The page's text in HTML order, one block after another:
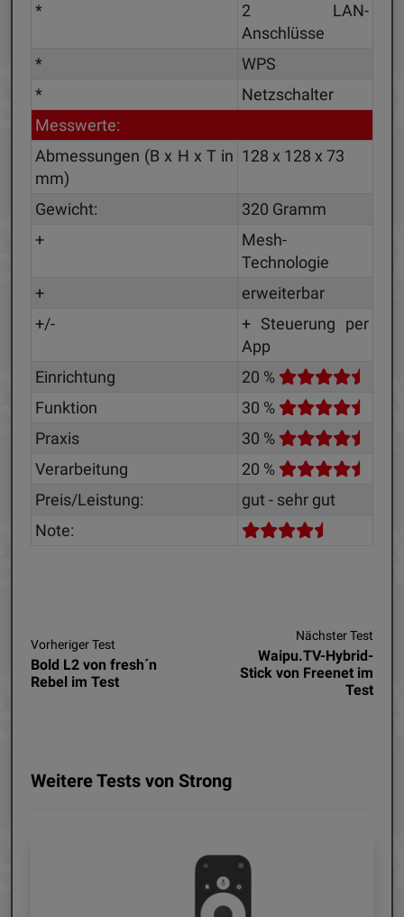
*
2 LAN-
Anschlüsse
*
WPS
*
Netzschalter
Messwerte:
Abmessungen (B x H x T in
mm)
128 x 128 x 73
Gewicht:
320 Gramm
+
Mesh-
Technologie
+
erweiterbar
+/-
+ Steuerung per
App
Einrichtung
20 %
Funktion
30 %
Praxis
30 %
Verarbeitung
20 %
Preis/Leistung:
gut - sehr gut
Note:
Vorheriger Test
Bold L2 von fresh´n
Rebel im Test
Nächster Test
Waipu.TV-Hybrid-
Stick von Freenet im
Test
Weitere Tests von Strong